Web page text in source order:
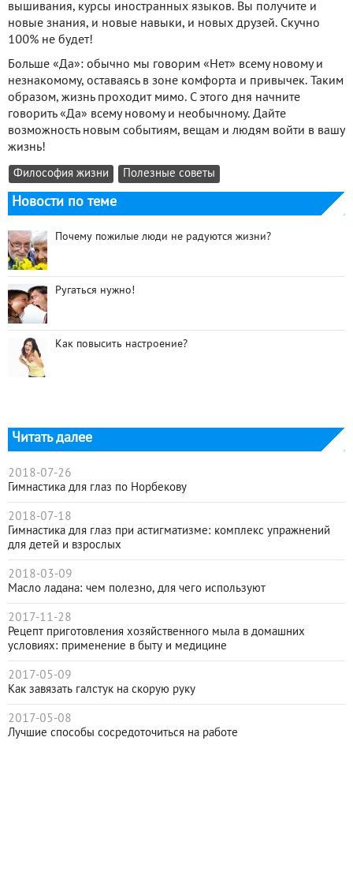
вышивания, курсы иностранных языков. Вы получите и
новые знания, и новые навыки, и новых друзей. Скучно
100% не будет!
Больше «Да»: обычно мы говорим «Нет» всему новому и
незнакомому, оставаясь в зоне комфорта и привычек. Таким
образом, жизнь проходит мимо. С этого дня начните
говорить «Да» всему новому и необычному. Дайте
возможность новым событиям, вещам и людям войти в вашу
жизнь!
Философия жизни Полезные советы
Новости по теме
Почему пожилые люди не радуются жизни?
Ругаться нужно!
Как повысить настроение?
Читать далее
2018-07-26
Гимнастика для глаз по Норбекову
2018-07-18
Гимнастика для глаз при астигматизме: комплекс упражнений
для детей и взрослых
2018-03-09
Масло ладана: чем полезно, для чего используют
2017-11-28
Рецепт приготовления хозяйственного мыла в домашних
условиях: применение в быту и медицине
2017-05-09
Как завязать галстук на скорую руку
2017-05-08
Лучшие способы сосредоточиться на работе